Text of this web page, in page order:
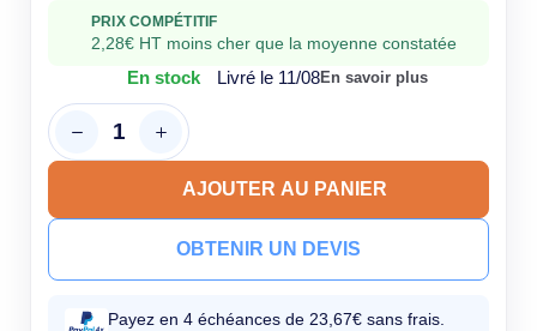
PRIX COMPÉTITIF
2,28€ HT moins cher que la moyenne constatée
En stock Livré le 11/08En savoir plus
AJOUTER AU PANIER
OBTENIR UN DEVIS
Payez en 4 échéances de 23,67€ sans frais.